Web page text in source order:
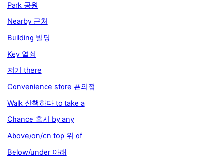
Park 공원
Nearby 근처
Building 빌딩
Key 열쇠
저기 there
Convenience store 푠의점
Walk 산책하다 to take a
Chance 혹시 by any
Above/on/on top 위 of
Below/under 아래